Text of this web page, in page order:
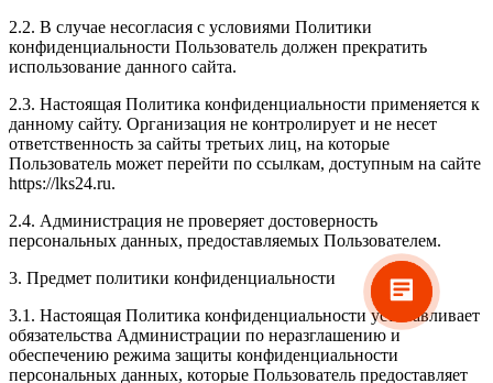
2.2. В случае несогласия с условиями Политики
конфиденциальности Пользователь должен прекратить
использование данного сайта.
2.3. Настоящая Политика конфиденциальности применяется к
данному сайту. Организация не контролирует и не несет
ответственность за сайты третьих лиц, на которые
Пользователь может перейти по ссылкам, доступным на сайте
https://lks24.ru.
2.4. Администрация не проверяет достоверность
персональных данных, предоставляемых Пользователем.
3. Предмет политики конфиденциальности
3.1. Настоящая Политика конфиденциальности устанавливает
обязательства Администрации по неразглашению и
обеспечению режима защиты конфиденциальности
персональных данных, которые Пользователь предоставляет